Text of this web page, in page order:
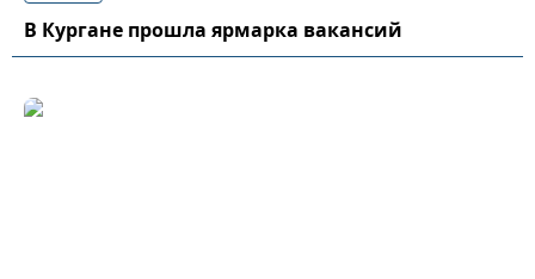
В Кургане прошла ярмарка вакансий